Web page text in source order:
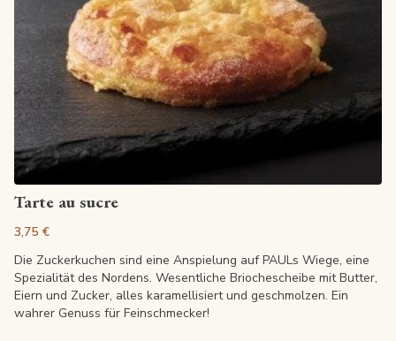
Tarte au sucre
3,75 €
Die Zuckerkuchen sind eine Anspielung auf PAULs Wiege, eine
Spezialität des Nordens. Wesentliche Briochescheibe mit Butter,
Eiern und Zucker, alles karamellisiert und geschmolzen. Ein
wahrer Genuss für Feinschmecker!